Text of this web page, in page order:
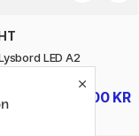
LED A2
1400 KR